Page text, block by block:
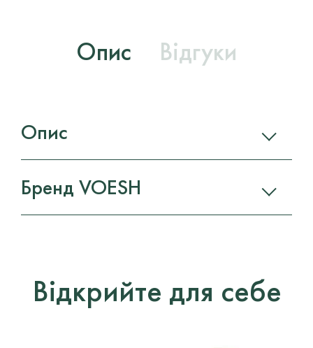
Опис Відгуки
Опис
Бренд VOESH
Відкрийте для себе